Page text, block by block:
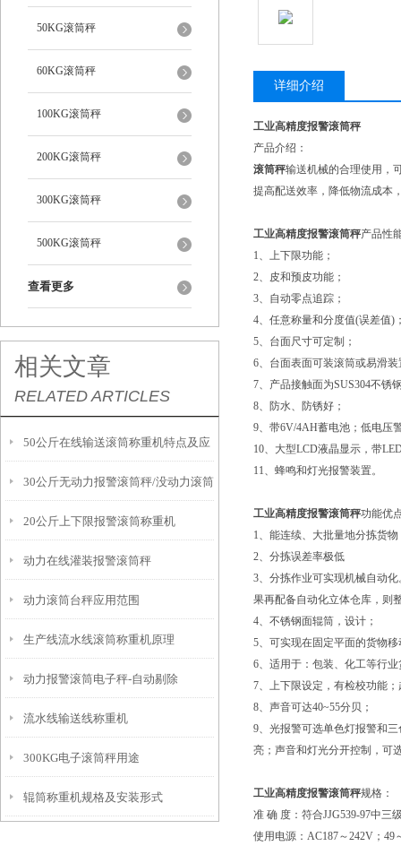
50KG滚筒秤
60KG滚筒秤
100KG滚筒秤
200KG滚筒秤
300KG滚筒秤
500KG滚筒秤
查看更多
相关文章
RELATED ARTICLES
50公斤在线输送滚筒称重机特点及应
用原理
30公斤无动力报警滚筒秤/没动力滚筒
称
20公斤上下限报警滚筒称重机
动力在线灌装报警滚筒秤
动力滚筒台秤应用范围
生产线流水线滚筒称重机原理
动力报警滚筒电子秤-自动剔除
流水线输送线称重机
300KG电子滚筒秤用途
辊筒称重机规格及安装形式
详细介绍
工业高精度报警滚筒秤
产品介绍：
滚筒秤输送机械的合理使用，
提高配送效率，降低物流成本
工业高精度报警滚筒秤产品性
1、上下限功能；
2、皮和预皮功能；
3、自动零点追踪；
4、任意称量和分度值(误差值)
5、台面尺寸可定制；
6、台面表面可装滚筒或易滑装
7、产品接触面为SUS304不锈
8、防水、防锈好；
9、带6V/4AH蓄电池；低电压
10、大型LCD液晶显示，带
11、蜂鸣和灯光报警装置。
工业高精度报警滚筒秤功能优
1、能连续、大批量地分拣货物
2、分拣误差率极低
3、分拣作业可实现机械自动
果再配备自动化立体仓库，则
4、不锈钢面辊筒，设计；
5、可实现在固定平面的货物移
6、适用于：包装、化工等行
7、上下限设定，有检校功能
8、声音可达40~55分贝；
9、光报警可选单色灯报警和
亮；声音和灯光分开控制，可
工业高精度报警滚筒秤规格：
准 确 度：符合JJG539-97中三
使用电源： AC187～242V；